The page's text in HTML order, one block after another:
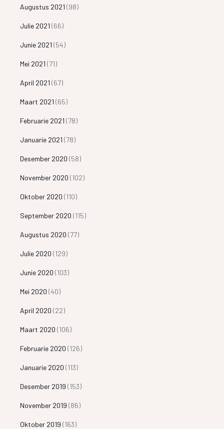
Augustus 2021 (98)
Julie 2021 (66)
Junie 2021 (54)
Mei 2021 (71)
April 2021 (67)
Maart 2021 (65)
Februarie 2021 (78)
Januarie 2021 (78)
Desember 2020 (58)
November 2020 (102)
Oktober 2020 (110)
September 2020 (115)
Augustus 2020 (77)
Julie 2020 (129)
Junie 2020 (103)
Mei 2020 (40)
April 2020 (22)
Maart 2020 (106)
Februarie 2020 (126)
Januarie 2020 (113)
Desember 2019 (153)
November 2019 (86)
Oktober 2019 (163)